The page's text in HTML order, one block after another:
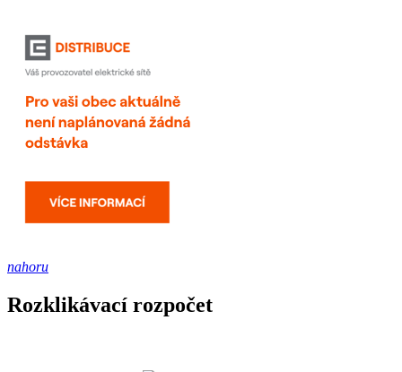
nahoru
Rozklikávací rozpočet